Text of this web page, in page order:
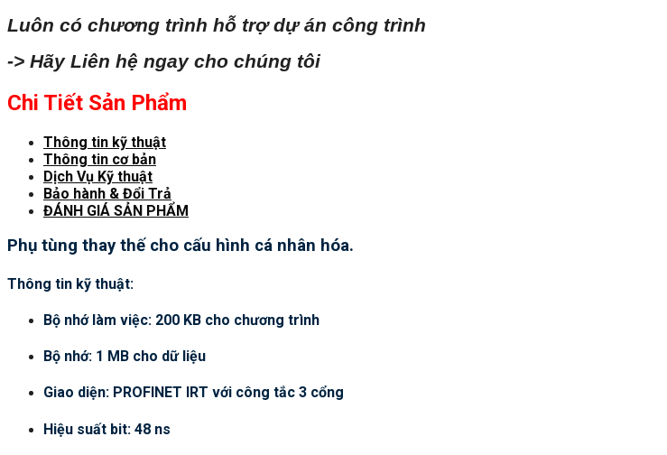
Luôn có chương trình hỗ trợ dự án công trình
-> Hãy Liên hệ ngay cho chúng tôi
Chi Tiết Sản Phẩm
Thông tin kỹ thuật
Thông tin cơ bản
Dịch Vụ Kỹ thuật
Bảo hành & Đổi Trả
ĐÁNH GIÁ SẢN PHẨM
Phụ tùng thay thế cho cấu hình cá nhân hóa.
Thông tin kỹ thuật:
Bộ nhớ làm việc: 200 KB cho chương trình
Bộ nhớ: 1 MB cho dữ liệu
Giao diện: PROFINET IRT với công tắc 3 cổng
Hiệu suất bit: 48 ns